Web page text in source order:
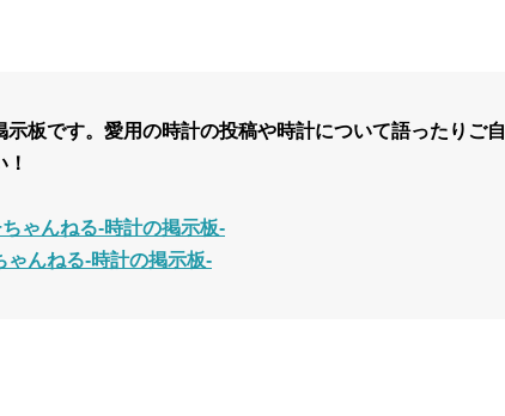
示板です。愛用の時計の投稿や時計について語ったりご自
ゃんねる-時計の掲示板-
ゃんねる-時計の掲示板-